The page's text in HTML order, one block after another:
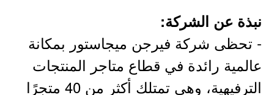
نبذة عن الشركة:
- تحظى شركة فيرجن ميجاستور بمكانة
عالمية رائدة في قطاع متاجر المنتجات
الترفيهية، وهي تمتلك أكثر من 40 متجرًا